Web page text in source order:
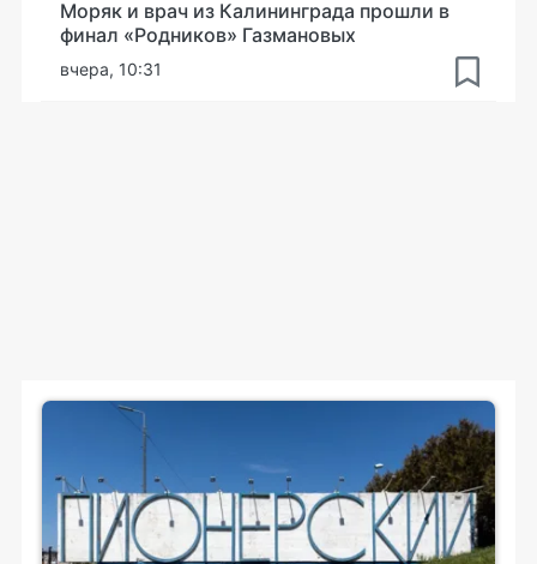
Моряк и врач из Калининграда прошли в
финал «Родников» Газмановых
вчера, 10:31